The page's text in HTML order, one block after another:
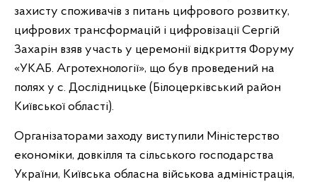
захисту споживачів з питань цифрового розвитку,
цифрових трансформацій і цифровізації Сергій
Захарін взяв участь у церемонії відкриття Форуму
«УКАБ. Агротехнології», що був проведений на
полях у с. Дослідницьке (Білоцерківський район
Київської області).
Організаторами заходу виступили Міністерство
економіки, довкілля та сільського господарства
України, Київська обласна військова адміністрація,